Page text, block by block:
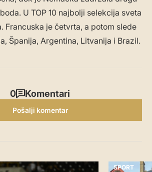
U TOP 10 najbolji selekcija sveta
Francuska je četvrta, a potom slede
Španija, Argentina, Litvanija i Brazil.
0 Komentari
Pošalji komentar
SPORT